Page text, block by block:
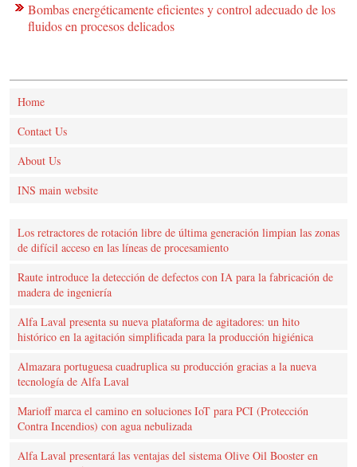
Bombas energéticamente eficientes y control adecuado de los
fluidos en procesos delicados
Home
Contact Us
About Us
INS main website
Los retractores de rotación libre de última generación limpian las zonas
de difícil acceso en las líneas de procesamiento
Raute introduce la detección de defectos con IA para la fabricación de
madera de ingeniería
Alfa Laval presenta su nueva plataforma de agitadores: un hito
histórico en la agitación simplificada para la producción higiénica
Almazara portuguesa cuadruplica su producción gracias a la nueva
tecnología de Alfa Laval
Marioff marca el camino en soluciones IoT para PCI (Protección
Contra Incendios) con agua nebulizada
Alfa Laval presentará las ventajas del sistema Olive Oil Booster en